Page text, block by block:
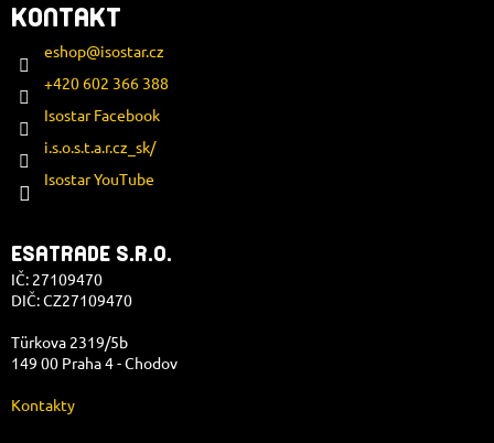
KONTAKT
eshop@isostar.cz
+420 602 366 388
Isostar Facebook
i.s.o.s.t.a.r.cz_sk/
Isostar YouTube
ESATRADE S.R.O.
IČ: 27109470
DIČ: CZ27109470
Türkova 2319/5b
149 00 Praha 4 - Chodov
Kontakty